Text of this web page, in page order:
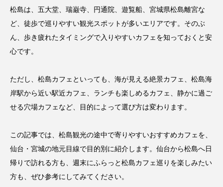
松島は、五大堂、瑞巌寺、円通院、遊覧船、宮城県松島離宮な
ど、徒歩で巡りやすい観光スポットが多いエリアです。そのぶ
ん、歩き疲れたタイミングで入りやすいカフェを知っておくと安
心です。
ただし、松島カフェといっても、海が見える絶景カフェ、松島海
岸駅から近い駅近カフェ、ランチも楽しめるカフェ、静かに過ご
せる穴場カフェなど、目的によって選び方は変わります。
この記事では、松島観光の途中で寄りやすいおすすめカフェを、
仙台・宮城の地元目線で目的別に紹介します。仙台から松島へ日
帰りで訪れる方も、週末にふらっと松島カフェ巡りを楽しみたい
方も、ぜひ参考にしてみてください。